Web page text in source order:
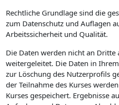
Rechtliche Grundlage sind die
zum Datenschutz und Auflagen
Arbeitssicherheit und Qualität.
Die Daten werden nicht an Dritte
weitergeleitet. Die Daten in
zur Löschung des Nutzerprofils
der Teilnahme des Kurses
Kurses gespeichert. Ergebnisse